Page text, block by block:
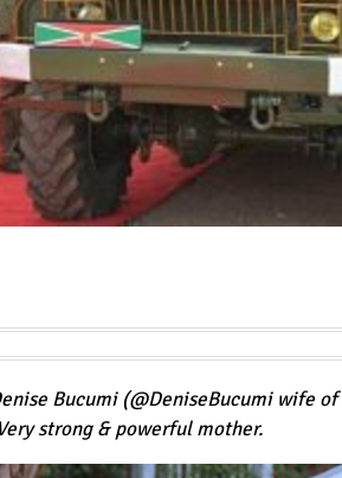
Bucumi (@DeniseBucumiwife of
strong & powerful mother.